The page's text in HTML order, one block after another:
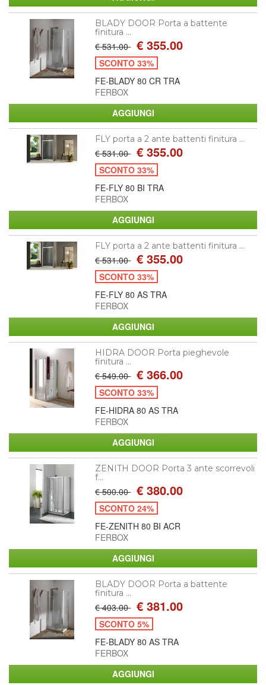
BLADY DOOR Porta a battente
finitura ...
€ 531.00 € 355.00
SCONTO 33%
FE-BLADY 80 CR TRA
FERBOX
FLY porta a 2 ante battenti finitura ...
€ 531.00 € 355.00
SCONTO 33%
FE-FLY 80 BI TRA
FERBOX
FLY porta a 2 ante battenti finitura ...
€ 531.00 € 355.00
SCONTO 33%
FE-FLY 80 AS TRA
FERBOX
HIDRA DOOR Porta pieghevole
finitura ...
€ 549.00 € 366.00
SCONTO 33%
FE-HIDRA 80 AS TRA
FERBOX
ZENITH DOOR Porta 3 ante scorrevoli
f...
€ 500.00 € 380.00
SCONTO 24%
FE-ZENITH 80 BI ACR
FERBOX
BLADY DOOR Porta a battente
finitura ...
€ 403.00 € 381.00
SCONTO 5%
FE-BLADY 80 AS TRA
FERBOX